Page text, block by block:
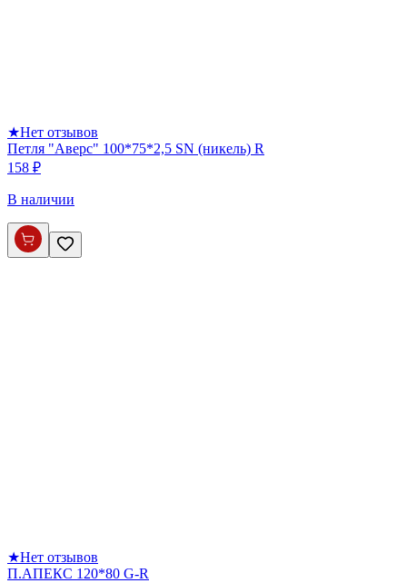
★Нет отзывов
Петля "Аверс" 100*75*2,5 SN (никель) R
158 ₽
В наличии
★Нет отзывов
П.АПЕКС 120*80 G-R